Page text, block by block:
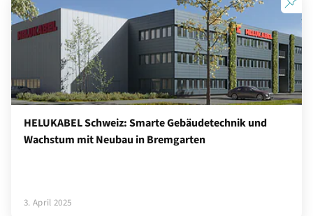
HELUKABEL Schweiz: Smarte Gebäudetechnik und
Wachstum mit Neubau in Bremgarten
3. April 2025